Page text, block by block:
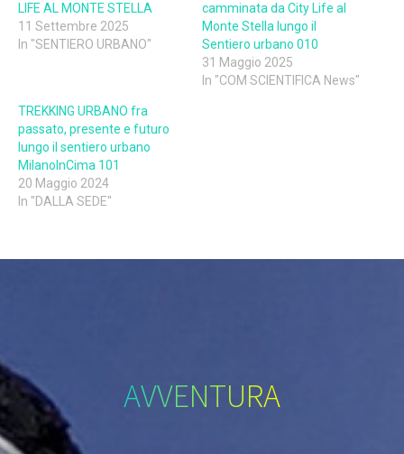
LIFE AL MONTE STELLA
11 Settembre 2025
In "SENTIERO URBANO"
camminata da City Life al
Monte Stella lungo il
Sentiero urbano 010
31 Maggio 2025
In "COM SCIENTIFICA News"
TREKKING URBANO fra
passato, presente e futuro
lungo il sentiero urbano
MilanoInCima 101
20 Maggio 2024
In "DALLA SEDE"
AVVENTURA